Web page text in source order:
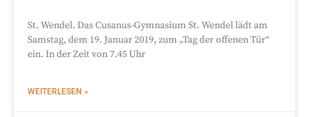
St. Wendel. Das Cusanus-Gymnasium St. Wendel lädt am
Samstag, dem 19. Januar 2019, zum „Tag der offenen Tür“
ein. In der Zeit von 7.45 Uhr
WEITERLESEN »